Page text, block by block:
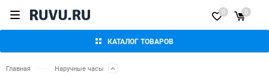
КАТАЛОГ ТОВАРОВ
0 0
Главная Наручные часы